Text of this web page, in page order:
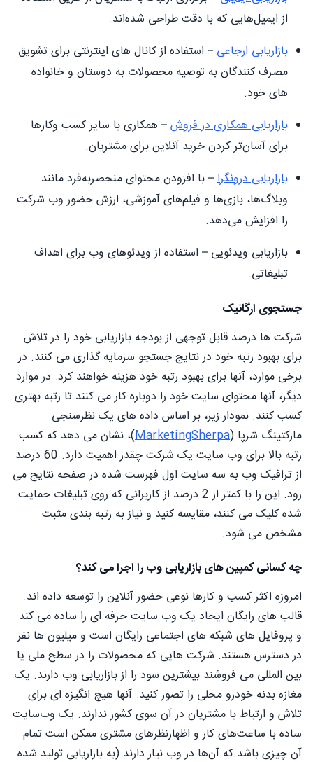
از ایمیل‌هایی که با دقت طراحی شده‌اند.
بازاریابی ارجاعی – استفاده از کانال های اینترنتی برای تشویق
مصرف کنندگان به توصیه محصولات به دوستان و خانواده
های خود.
بازاریابی همکاری در فروش– همکاری با سایر کسب وکارها
برای آسان‌تر کردن خرید آنلاین برای مشتریان.
بازاریابی درونگرا– با افزودن محتوای منحصربه‌فرد مانند
وبلاگ‌ها، بازی‌ها و فیلم‌های آموزشی، ارزش حضور وب شرکت
را افزایش می‌دهد.
بازاریابی ویدئویی – استفاده از ویدئوهای وب برای اهداف
تبلیغاتی.
جستجوی ارگانیک
شرکت ها درصد قابل توجهی از بودجه بازاریابی خود را در تلاش
برای بهبود رتبه خود در نتایج جستجو سرمایه گذاری می کنند. در
برخی موارد، آنها برای بهبود رتبه خود هزینه خواهند کرد. در موارد
دیگر، آنها محتوای سایت خود را دوباره کار می کنند تا رتبه بهتری
کسب کنند. نمودار زیر، بر اساس داده های یک نظرسنجی
مارکتینگ شرپا (MarketingSherpa)، نشان می دهد که کسب
رتبه بالا برای وب سایت یک شرکت چقدر اهمیت دارد. 60 درصد
از ترافیک وب به سه سایت اول فهرست شده در صفحه نتایج می
رود. این را با کمتر از 2 درصد از کاربرانی که روی تبلیغات حمایت
شده کلیک می کنند، مقایسه کنید و نیاز به رتبه بندی مثبت
مشخص می شود.
چه کسانی کمپین های بازاریابی وب را اجرا می کند؟
امروزه اکثر کسب و کارها نوعی حضور آنلاین را توسعه داده اند.
قالب های رایگان ایجاد یک وب سایت حرفه ای را ساده می کند
و پروفایل های شبکه های اجتماعی رایگان است و میلیون ها نفر
در دسترس هستند. شرکت هایی که محصولات را در سطح ملی یا
بین المللی می فروشند بیشترین سود را از بازاریابی وب دارند. یک
مغازه بدنه خودرو محلی را تصور کنید. آنها هیچ انگیزه ای برای
تلاش و ارتباط با مشتریان در آن سوی کشور ندارند. یک وب‌سایت
ساده با ساعت‌های کار و اظهارنظرهای مشتری ممکن است تمام
آن چیزی باشد که آن‌ها در وب نیاز دارند (به بازاریابی تولید شده